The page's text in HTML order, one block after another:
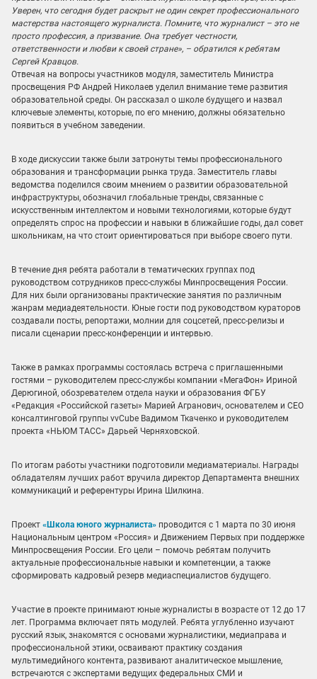
Уверен, что сегодня будет раскрыт не один секрет профессионального
мастерства настоящего журналиста. Помните, что журналист – это не
просто профессия, а призвание. Она требует честности,
ответственности и любви к своей стране», – обратился к ребятам
Сергей Кравцов.
Отвечая на вопросы участников модуля, заместитель Министра
просвещения РФ Андрей Николаев уделил внимание теме развития
образовательной среды. Он рассказал о школе будущего и назвал
ключевые элементы, которые, по его мнению, должны обязательно
появиться в учебном заведении.
В ходе дискуссии также были затронуты темы профессионального
образования и трансформации рынка труда. Заместитель главы
ведомства поделился своим мнением о развитии образовательной
инфраструктуры, обозначил глобальные тренды, связанные с
искусственным интеллектом и новыми технологиями, которые будут
определять спрос на профессии и навыки в ближайшие годы, дал совет
школьникам, на что стоит ориентироваться при выборе своего пути.
В течение дня ребята работали в тематических группах под
руководством сотрудников пресс-службы Минпросвещения России.
Для них были организованы практические занятия по различным
жанрам медиадеятельности. Юные гости под руководством кураторов
создавали посты, репортажи, молнии для соцсетей, пресс-релизы и
писали сценарии пресс-конференции и интервью.
Также в рамках программы состоялась встреча с приглашенными
гостями – руководителем пресс-службы компании «МегаФон» Ириной
Дерюгиной, обозревателем отдела науки и образования ФГБУ
«Редакция «Российской газеты» Марией Агранович, основателем и СЕО
консалтинговой группы vvCube Вадимом Ткаченко и руководителем
проекта «НЬЮМ ТАСС» Дарьей Черняховской.
По итогам работы участники подготовили медиаматериалы. Награды
обладателям лучших работ вручила директор Департамента внешних
коммуникаций и референтуры Ирина Шилкина.
Проект «Школа юного журналиста» проводится с 1 марта по 30 июня
Национальным центром «Россия» и Движением Первых при поддержке
Минпросвещения России. Его цели – помочь ребятам получить
актуальные профессиональные навыки и компетенции, а также
сформировать кадровый резерв медиаспециалистов будущего.
Участие в проекте принимают юные журналисты в возрасте от 12 до 17
лет. Программа включает пять модулей. Ребята углубленно изучают
русский язык, знакомятся с основами журналистики, медиаправа и
профессиональной этики, осваивают практику создания
мультимедийного контента, развивают аналитическое мышление,
встречаются с экспертами ведущих федеральных СМИ и